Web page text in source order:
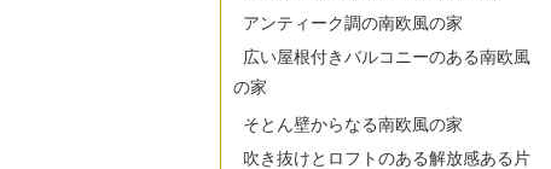
アンティーク調の南欧風の家
広い屋根付きバルコニーのある南欧風
の家
そとん壁からなる南欧風の家
吹き抜けとロフトのある解放感ある片